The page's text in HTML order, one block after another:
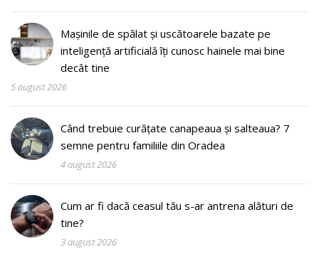
Mașinile de spălat și uscătoarele bazate pe
inteligență artificială îți cunosc hainele mai bine
decât tine
5 august 2026
Când trebuie curățate canapeaua și salteaua? 7
semne pentru familiile din Oradea
4 august 2026
Cum ar fi dacă ceasul tău s-ar antrena alături de
tine?
3 august 2026